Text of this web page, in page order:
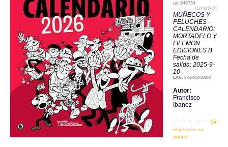
ref 949754
10/09/2025
MUÑECOS Y
PELUCHES -
CALENDARIO:
MORTADELO Y
FILEMON
EDICIONES B
Fecha de
salida: 2025-9-
10
EAN: 9788402430854
Autor:
Francisco
Ibanez
Sé
el primero en
opinar